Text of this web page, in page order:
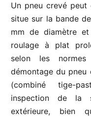
Un pneu crevé
situe sur la bande
mm de diamètre
roulage à plat
selon les normes
démontage du pneu
(combiné tige-
inspection de la
extérieure, bien